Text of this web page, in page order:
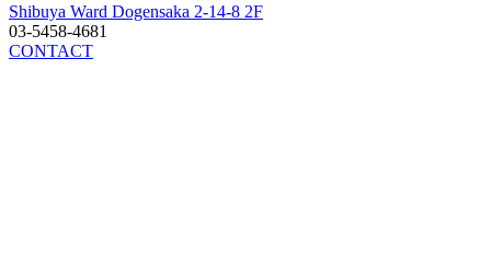
Shibuya Ward Dogensaka 2-14-8 2F
03-5458-4681
CONTACT